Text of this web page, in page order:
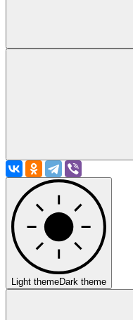
Light themeDark theme